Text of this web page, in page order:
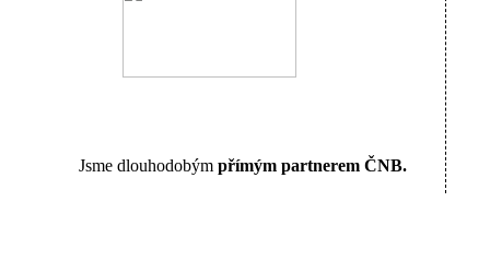
Jsme dlouhodobým přímým partnerem ČNB.